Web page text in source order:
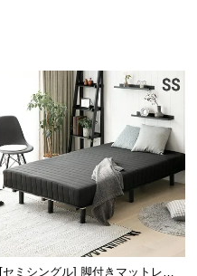
[セミシングル] 脚付きマットレス